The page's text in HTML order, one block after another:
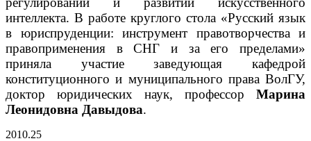
интеллекта. В работе круглого стола «Русский язык
в юриспруденции: инструмент правотворчества и
правоприменения в СНГ и за его пределами»
приняла участие заведующая кафедрой
конституционного и муниципального права ВолГУ,
доктор юридических наук, профессор Марина
Леонидовна Давыдова.
2010.25